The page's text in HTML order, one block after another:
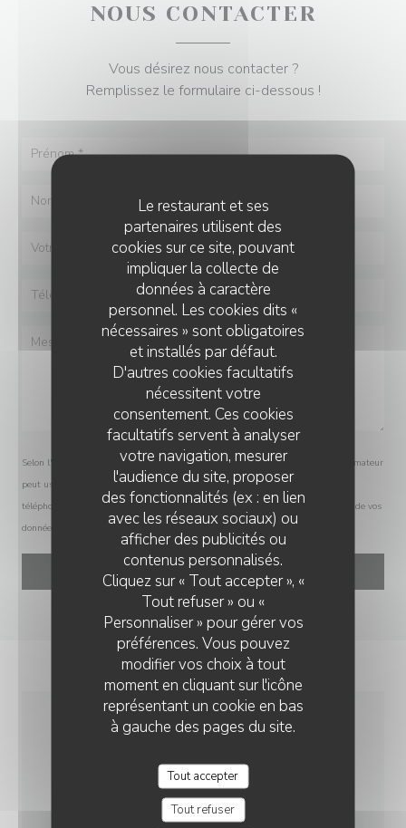
Le restaurant et ses
partenaires utilisent des
cookies sur ce site, pouvant
impliquer la collecte de
données à caractère
personnel. Les cookies dits «
nécessaires » sont obligatoires
et installés par défaut.
D'autres cookies facultatifs
nécessitent votre
consentement. Ces cookies
facultatifs servent à analyser
votre navigation, mesurer
l'audience du site, proposer
des fonctionnalités (ex : en lien
avec les réseaux sociaux) ou
afficher des publicités ou
contenus personnalisés.
Cliquez sur « Tout accepter », «
Tout refuser » ou «
Personnaliser » pour gérer vos
préférences. Vous pouvez
modifier vos choix à tout
moment en cliquant sur l'icône
représentant un cookie en bas
à gauche des pages du site.
Tout accepter
Tout refuser
NOUS CONTACTER
Vous désirez nous contacter ?
Remplissez le formulaire ci-dessous !
Selon l'article L.223-2 du code de la consommation, il est rappelé que le consommateur
peut user de son droit à s'inscrire sur la liste d'opposition au démarchage
téléphonique Bloctel :bloctel.gouv.fr. Pour plus d'informations sur le traitement de vos
données, consultez notre
INFOS PRATIQUES
CUISINE
Italienne
PIAZZA RISTORANTE